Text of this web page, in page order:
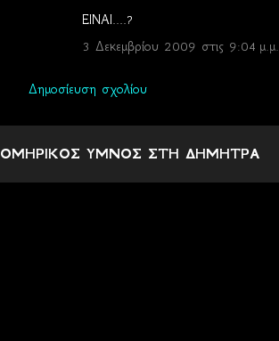
ΕΙΝΑΙ....?
3 Δεκεμβρίου 2009 στις 9:04 μ.μ.
Δημοσίευση σχολίου
ΟΜΗΡΙΚΟΣ ΥΜΝΟΣ ΣΤΗ ΔΗΜΗΤΡΑ